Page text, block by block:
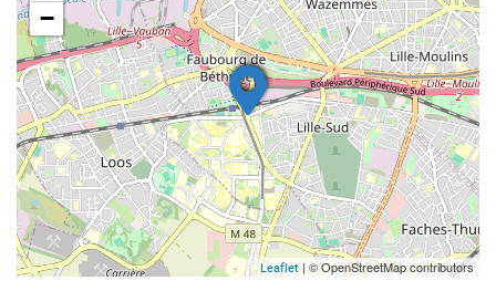
−
Leaflet | © OpenStreetMap contributors